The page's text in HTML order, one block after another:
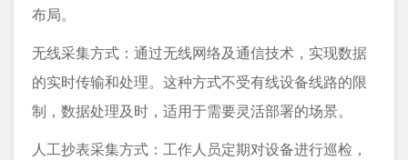
布局。
无线采集方式：通过无线网络及通信技术，实现数据
的实时传输和处理。这种方式不受有线设备线路的限
制，数据处理及时，适用于需要灵活部署的场景。
人工抄表采集方式：工作人员定期对设备进行巡检，